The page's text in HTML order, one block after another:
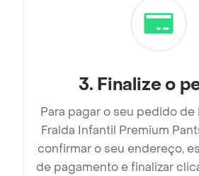
3. Finalize o
Para pagar o seu pedido de
Fralda Infantil Premium
confirmar o seu endereço,
de pagamento e finalizar